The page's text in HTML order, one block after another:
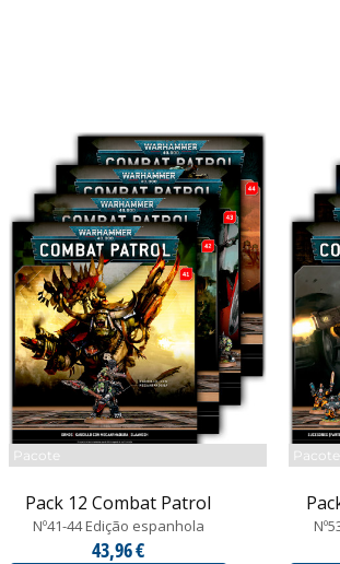
Pacote
Pack 12 Combat Patrol
Nº41-44 Edição espanhola
43,96 €
Pacote